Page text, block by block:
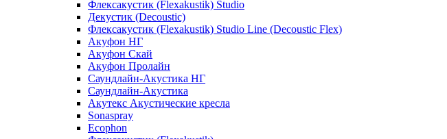
Флексакустик (Flexakustik) Studio
Декустик (Decoustic)
Флексакустик (Flexakustik) Studio Line (Decoustic Flex)
Акуфон НГ
Акуфон Скай
Акуфон Пролайн
Саундлайн-Акустика НГ
Саундлайн-Акустика
Акутекс Акустические кресла
Sonaspray
Ecophon